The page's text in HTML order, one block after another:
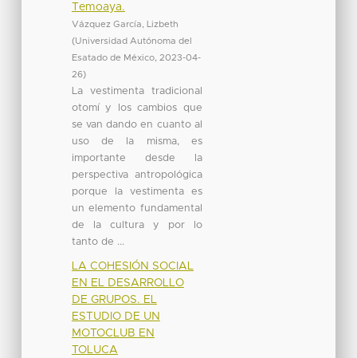
Temoaya.
Vázquez García, Lizbeth
(Universidad Autónoma del
Esatado de México, 2023-04-
26)
La vestimenta tradicional
otomí y los cambios que
se van dando en cuanto al
uso de la misma, es
importante desde la
perspectiva antropológica
porque la vestimenta es
un elemento fundamental
de la cultura y por lo
tanto de ...
LA COHESIÓN SOCIAL
EN EL DESARROLLO
DE GRUPOS. EL
ESTUDIO DE UN
MOTOCLUB EN
TOLUCA